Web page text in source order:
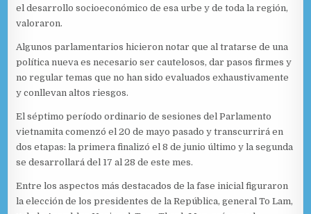
el desarrollo socioeconómico de esa urbe y de toda la región,
valoraron.
Algunos parlamentarios hicieron notar que al tratarse de una
política nueva es necesario ser cautelosos, dar pasos firmes y
no regular temas que no han sido evaluados exhaustivamente
y conllevan altos riesgos.
El séptimo período ordinario de sesiones del Parlamento
vietnamita comenzó el 20 de mayo pasado y transcurrirá en
dos etapas: la primera finalizó el 8 de junio último y la segunda
se desarrollará del 17 al 28 de este mes.
Entre los aspectos más destacados de la fase inicial figuraron
la elección de los presidentes de la República, general To Lam,